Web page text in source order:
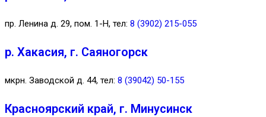
пр. Ленина д. 29, пом. 1-Н, тел: 8 (3902) 215-055
р. Хакасия, г. Саяногорск
мкрн. Заводской д. 44, тел: 8 (39042) 50-155
Красноярский край, г. Минусинск